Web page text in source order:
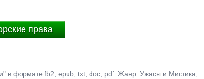
права
в формате fb2, epub, txt, doc, pdf. Жанр: Ужасы и Мистика,